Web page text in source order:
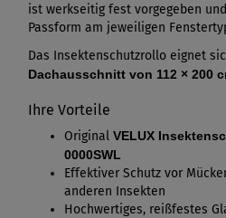
ist werkseitig fest vorgegeben
Passform am jeweiligen
Das Insektenschutzrollo eignet
Dachausschnitt von 112 × 200
Ihre Vorteile
Original VELUX
0000SWL
Effektiver Schutz vor
anderen Insekten
Hochwertiges, reißfestes